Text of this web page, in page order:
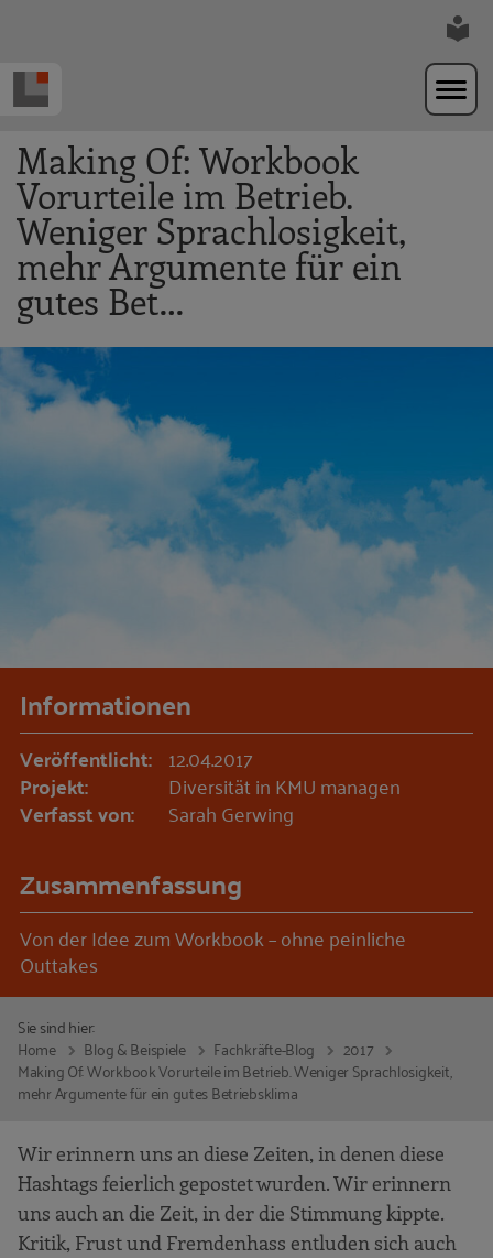
Making Of: Workbook
Vorurteile im Betrieb.
Weniger Sprachlosigkeit,
mehr Argumente für ein
gutes Bet…
Informationen
Veröffentlicht: 12.04.2017
Projekt: Diversität in KMU managen
Verfasst von: Sarah Gerwing
Zusammenfassung
Von der Idee zum Workbook – ohne peinliche
Outtakes
Sie sind hier:
Home
Blog & Beispiele Fachkräfte-Blog
2017
Making Of: Workbook Vorurteile im Betrieb. Weniger Sprachlosigkeit,
mehr Argumente für ein gutes Betriebsklima
Wir erinnern uns an diese Zeiten, in denen diese
Hashtags feierlich gepostet wurden. Wir erinnern
uns auch an die Zeit, in der die Stimmung kippte.
Kritik, Frust und Fremdenhass entluden sich auch